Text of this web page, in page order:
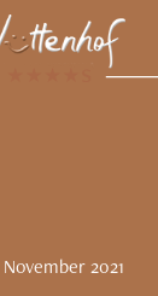
November 2021